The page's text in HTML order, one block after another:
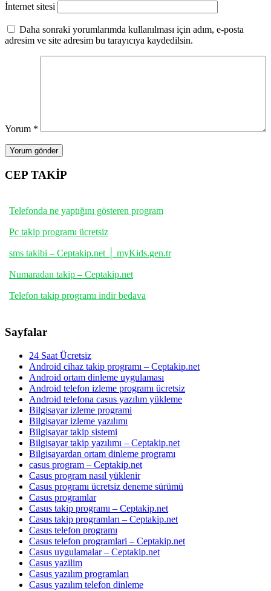
İnternet sitesi
Daha sonraki yorumlarımda kullanılması için adım, e-posta
adresim ve site adresim bu tarayıcıya kaydedilsin.
Yorum *
CEP TAKİP
Telefonda ne yaptığını gösteren program
Pc takip programı ücretsiz
sms takibi – Ceptakip.net │ myKids.gen.tr
Numaradan takip – Ceptakip.net
Telefon takip programı indir bedava
Sayfalar
24 Saat Ücretsiz
Android cihaz takip programı – Ceptakip.net
Android ortam dinleme uygulaması
Android telefon izleme programı ücretsiz
Android telefona casus yazılım yükleme
Bilgisayar izleme programi
Bilgisayar izleme yazılımı
Bilgisayar takip sistemi
Bilgisayar takip yazılımı – Ceptakip.net
Bilgisayardan ortam dinleme programı
casus program – Ceptakip.net
Casus program nasıl yüklenir
Casus programı ücretsiz deneme sürümü
Casus programlar
Casus takip programı – Ceptakip.net
Casus takip programları – Ceptakip.net
Casus telefon programı
Casus telefon programlari – Ceptakip.net
Casus uygulamalar – Ceptakip.net
Casus yazilim
Casus yazılım programları
Casus yazılım telefon dinleme